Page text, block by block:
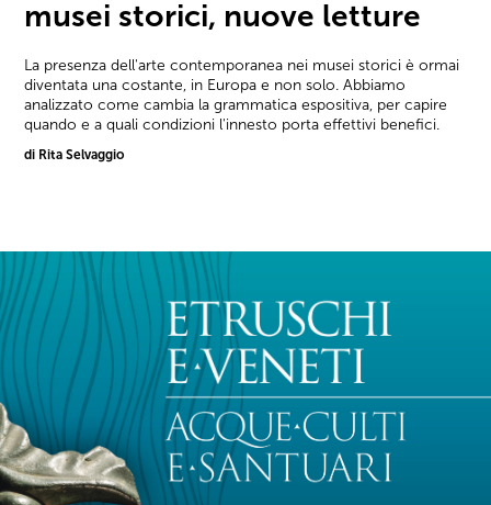
musei storici, nuove letture
La presenza dell'arte contemporanea nei musei storici è ormai
diventata una costante, in Europa e non solo. Abbiamo
analizzato come cambia la grammatica espositiva, per capire
quando e a quali condizioni l'innesto porta effettivi benefici.
di Rita Selvaggio